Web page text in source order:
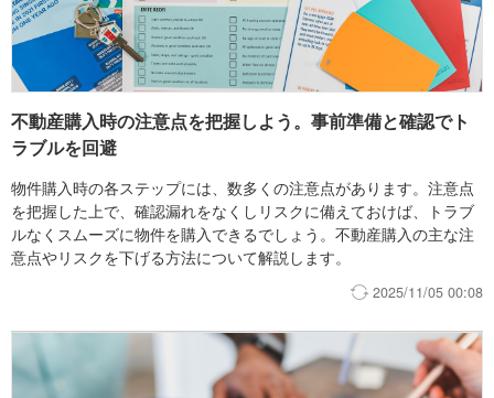
不動産購入時の注意点を把握しよう。事前準備と確認でト
ラブルを回避
物件購入時の各ステップには、数多くの注意点があります。注意点
を把握した上で、確認漏れをなくしリスクに備えておけば、トラブ
ルなくスムーズに物件を購入できるでしょう。不動産購入の主な注
意点やリスクを下げる方法について解説します。
2025/11/05 00:08